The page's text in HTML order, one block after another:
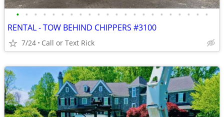
• • • • • • • • • • • • • • • • • • • • • •
RENTAL - TOW BEHIND CHIPPERS #3100
7/24 Call or Text Rick